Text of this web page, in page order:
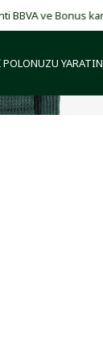
farksız 4 taksit!
POLONUZU YARATIN